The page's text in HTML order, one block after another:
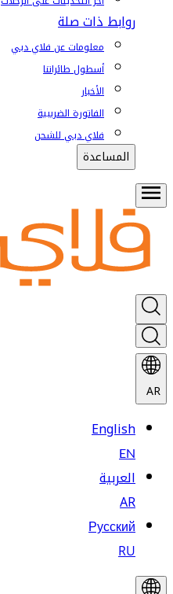
روابط ذات صلة
معلومات عن فلاي دبي
أسطول طائراتنا
الأخبار
الفاتورة الضريبية
فلاي دبي للشحن
المساعدة
AR
English
EN
العربية
AR
Русский
RU